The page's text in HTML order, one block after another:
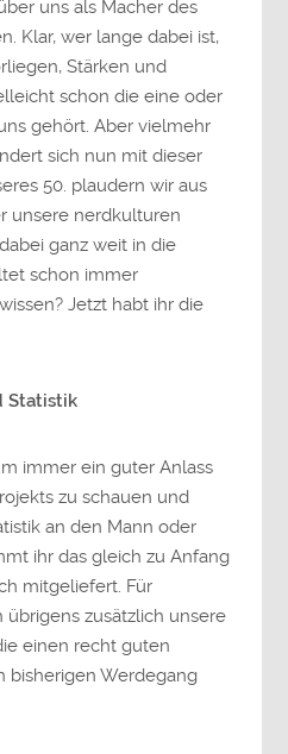
uns als Macher des
Klar, wer lange dabei ist,
Stärken und
schon die eine oder
gehört. Aber vielmehr
sich nun mit dieser
50. plaudern wir aus
unsere nerdkulturen
ganz weit in die
schon immer
Jetzt habt ihr die
Statistik
immer ein guter Anlass
zu schauen und
an den Mann oder
ihr das gleich zu Anfang
mitgeliefert. Für
zusätzlich unsere
einen recht guten
bisherigen Werdegang